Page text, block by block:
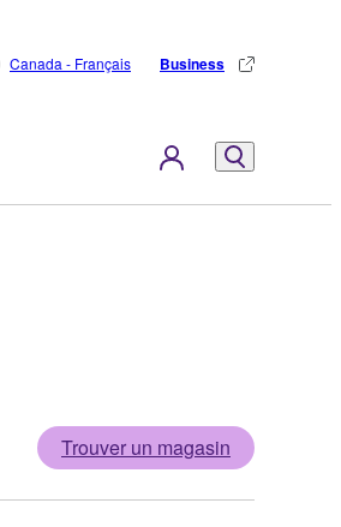
Canada - Français Business
Trouver un magasin